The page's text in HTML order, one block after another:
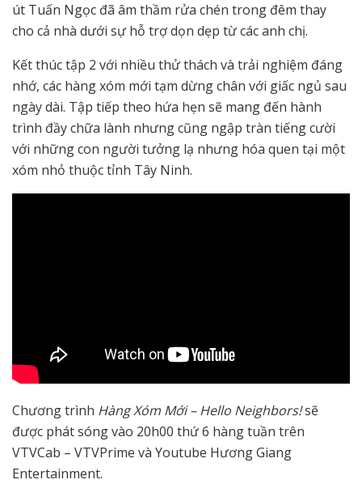
út Tuấn Ngọc đã âm thầm rửa chén trong đêm thay
cho cả nhà dưới sự hỗ trợ dọn dẹp từ các anh chị.
Kết thúc tập 2 với nhiều thử thách và trải nghiệm đáng
nhớ, các hàng xóm mới tạm dừng chân với giấc ngủ sau
ngày dài. Tập tiếp theo hứa hẹn sẽ mang đến hành
trình đầy chữa lành nhưng cũng ngập tràn tiếng cười
với những con người tưởng lạ nhưng hóa quen tại một
xóm nhỏ thuộc tỉnh Tây Ninh.
Chương trình Hàng Xóm Mới – Hello Neighbors!sẽ
được phát sóng vào 20h00 thứ 6 hàng tuần trên
VTVCab – VTVPrime và Youtube Hương Giang
Entertainment.